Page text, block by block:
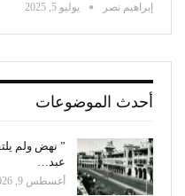
إبراهيم نصر يوليو 5, 2025
أحدث الموضوعات
” نهض ولم
عبد…
أغسطس 9, 2026